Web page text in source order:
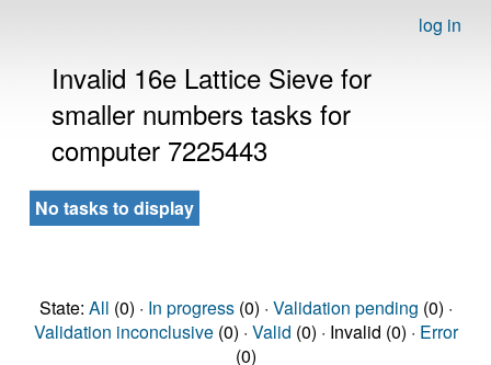
log in
Invalid 16e Lattice Sieve for
smaller numbers tasks for
computer 7225443
No tasks to display
State: All (0) · In progress(0) · Validation pending (0) ·
Validation inconclusive(0) · Valid (0) · Invalid (0) · Error
(0)